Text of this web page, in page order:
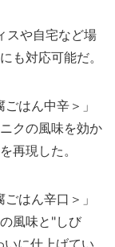
スや自宅など場
も対応可能だ。
はん中辛＞」
クの風味を効か
再現した。
はん辛口＞」
風味と"しび
に仕上げてい